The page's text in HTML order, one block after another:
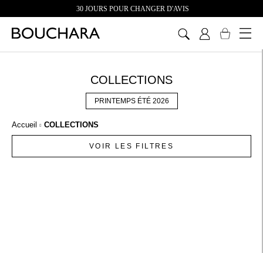
30 JOURS POUR CHANGER D'AVIS
COLLECTIONS
PRINTEMPS ÉTÉ 2026
Accueil COLLECTIONS
VOIR LES FILTRES